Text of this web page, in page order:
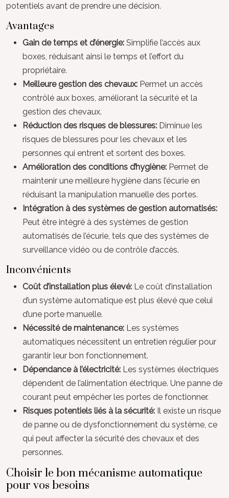
potentiels avant de prendre une décision.
Avantages
Gain de temps et d’énergie: Simplifie l’accès aux
boxes, réduisant ainsi le temps et l’effort du
propriétaire.
Meilleure gestion des chevaux: Permet un accès
contrôlé aux boxes, améliorant la sécurité et la
gestion des chevaux.
Réduction des risques de blessures: Diminue les
risques de blessures pour les chevaux et les
personnes qui entrent et sortent des boxes.
Amélioration des conditions d’hygiène: Permet de
maintenir une meilleure hygiène dans l’écurie en
réduisant la manipulation manuelle des portes.
Intégration à des systèmes de gestion automatisés:
Peut être intégré à des systèmes de gestion
automatisés de l’écurie, tels que des systèmes de
surveillance vidéo ou de contrôle d’accès.
Inconvénients
Coût d’installation plus élevé: Le coût d’installation
d’un système automatique est plus élevé que celui
d’une porte manuelle.
Nécessité de maintenance: Les systèmes
automatiques nécessitent un entretien régulier pour
garantir leur bon fonctionnement.
Dépendance à l’électricité: Les systèmes électriques
dépendent de l’alimentation électrique. Une panne de
courant peut empêcher les portes de fonctionner.
Risques potentiels liés à la sécurité: Il existe un risque
de panne ou de dysfonctionnement du système, ce
qui peut affecter la sécurité des chevaux et des
personnes.
Choisir le bon mécanisme automatique
pour vos besoins